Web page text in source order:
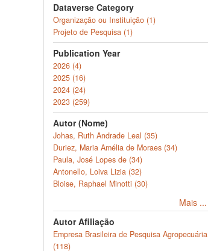
Dataverse Category
Organização ou Instituição (1)
Projeto de Pesquisa (1)
Publication Year
2026 (4)
2025 (16)
2024 (24)
2023 (259)
Autor (Nome)
Johas, Ruth Andrade Leal (35)
Duriez, Maria Amélia de Moraes (34)
Paula, José Lopes de (34)
Antonello, Loiva Lizia (32)
Bloise, Raphael Minotti (30)
Mais ...
Autor Afiliação
Empresa Brasileira de Pesquisa Agropecuária
(118)